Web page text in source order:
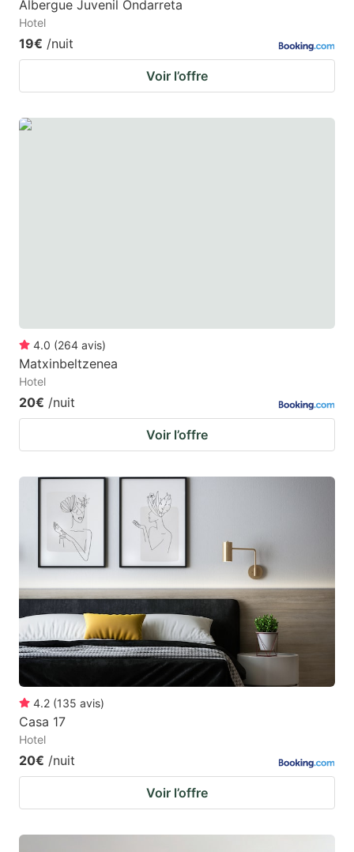
Albergue Juvenil Ondarreta
Hotel
19€ /nuit
Voir l’offre
4.0 (264 avis)
Matxinbeltzenea
Hotel
20€ /nuit
Voir l’offre
4.2 (135 avis)
Casa 17
Hotel
20€ /nuit
Voir l’offre